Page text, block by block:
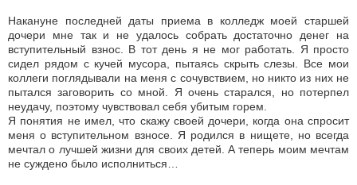
Накануне последней даты приема в колледж моей старшей
дочери мне так и не удалось собрать достаточно денег на
вступительный взнос. В тот день я не мог работать. Я просто
сидел рядом с кучей мусора, пытаясь скрыть слезы. Все мои
коллеги поглядывали на меня с сочувствием, но никто из них не
пытался заговорить со мной. Я очень старался, но потерпел
неудачу, поэтому чувствовал себя убитым горем.
Я понятия не имел, что скажу своей дочери, когда она спросит
меня о вступительном взносе. Я родился в нищете, но всегда
мечтал о лучшей жизни для своих детей. А теперь моим мечтам
не суждено было исполниться…